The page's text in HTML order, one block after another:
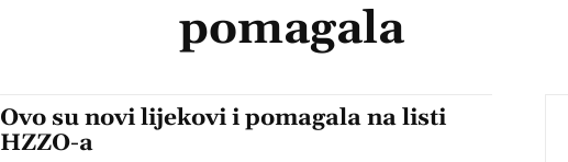
pomagala
Ovo su novi lijekovi i pomagala na listi
HZZO-a